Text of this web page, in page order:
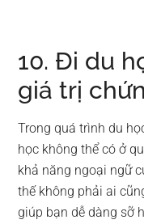
10. Đi du
giá trị
Trong quá trình du
học không thể có ở
khả năng ngoại ngữ
thế không phải ai
giúp bạn dễ dàng sỡ